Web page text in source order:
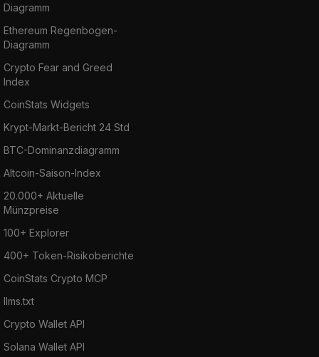
Diagramm
Ethereum Regenbogen-
Diagramm
Crypto Fear and Greed
Index
CoinStats Widgets
Krypt-Markt-Bericht 24 Std
BTC-Dominanzdiagramm
Altcoin-Saison-Index
20.000+ Aktuelle
Münzpreise
100+ Explorer
400+ Token-Risikoberichte
CoinStats Crypto MCP
llms.txt
Crypto Wallet API
Solana Wallet API